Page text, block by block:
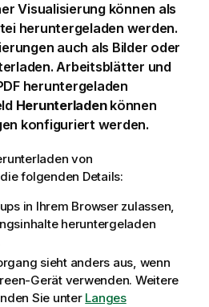
Visualisierungkönnen als
heruntergeladen werden.
auch als Bilder oder
Arbeitsblätter und
heruntergeladen
Herunterladenkönnen
konfiguriert werden.
von
folgenden Details:
in Ihrem Browser zulassen,
heruntergeladen
sieht anders aus, wenn
Gerät verwenden. Weitere
Sie unter Langes